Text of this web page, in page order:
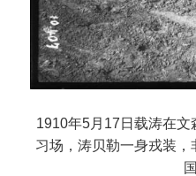
1910年5月17日载涛在
习场，涛贝勒一身戎装